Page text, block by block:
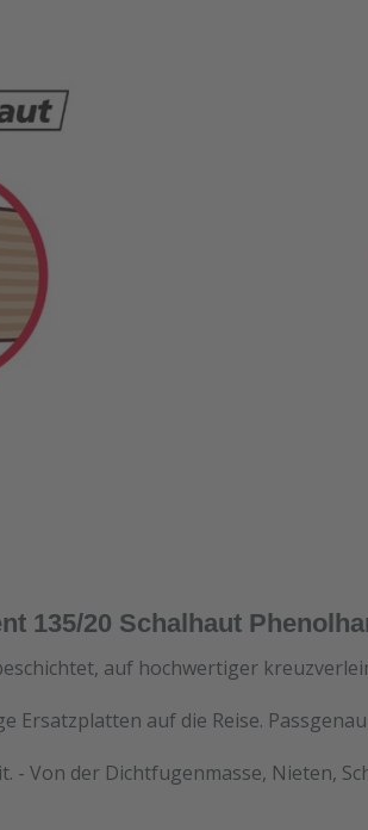
135/20 Schalhaut
auf hochwertiger
auf die Reise.
- Von der Dichtfugenmasse, Nieten,